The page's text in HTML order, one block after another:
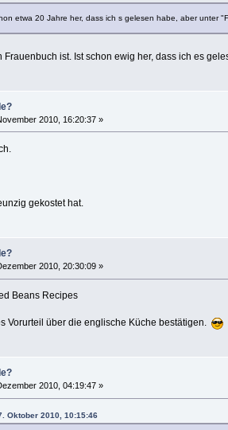
etwa 20 Jahre her, dass ich s gelesen habe, aber unter
Frauenbuch ist. Ist schon ewig her, dass ich es
2010, 16:20:37 »
gekostet hat.
2010, 20:30:09 »
Beans Recipes
Vorurteil über die englische Küche bestätigen.
2010, 04:19:47 »
Oktober 2010, 10:15:46